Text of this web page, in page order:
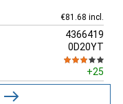
€81.68 incl.
4366419
0D20YT
+25